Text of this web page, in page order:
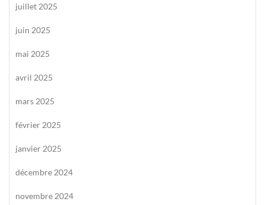
juillet 2025
juin 2025
mai 2025
avril 2025
mars 2025
février 2025
janvier 2025
décembre 2024
novembre 2024